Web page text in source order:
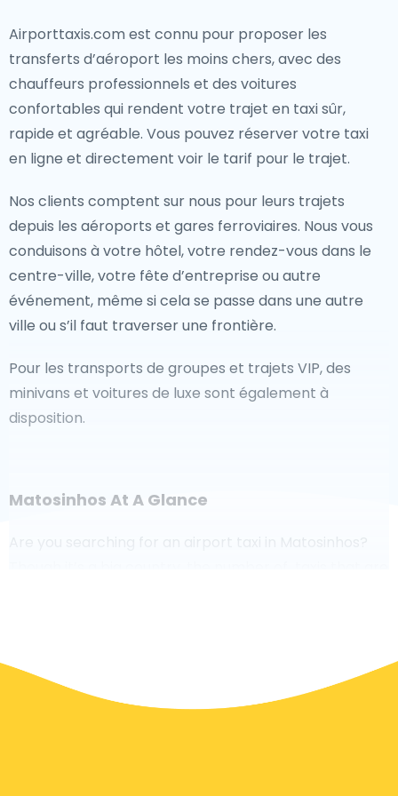
Airporttaxis.com est connu pour proposer les
transferts d’aéroport les moins chers, avec des
chauffeurs professionnels et des voitures
confortables qui rendent votre trajet en taxi sûr,
rapide et agréable. Vous pouvez réserver votre taxi
en ligne et directement voir le tarif pour le trajet.
Nos clients comptent sur nous pour leurs trajets
depuis les aéroports et gares ferroviaires. Nous vous
conduisons à votre hôtel, votre rendez-vous dans le
centre-ville, votre fête d’entreprise ou autre
événement, même si cela se passe dans une autre
ville ou s’il faut traverser une frontière.
Pour les transports de groupes et trajets VIP, des
minivans et voitures de luxe sont également à
disposition.
Matosinhos At A Glance
Are you searching for an airport taxi in Matosinhos?
on our website, to make you journey stress free.
In Matosinhos a taxi service is quite developed, but still,